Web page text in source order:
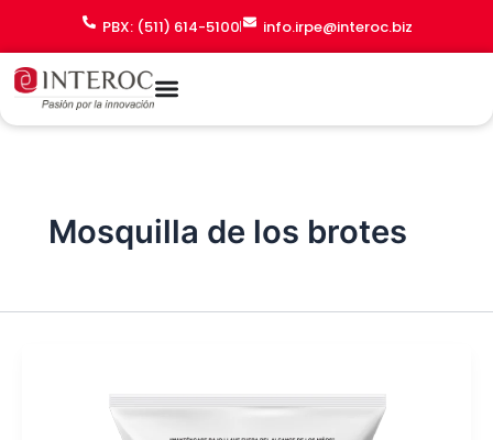
contenido
PBX: (511) 614-5100 info.irpe@interoc.biz
Mosquilla de los brotes